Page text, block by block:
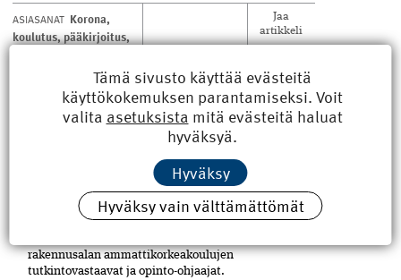
ASIASANAT Korona,
koulutus,pääkirjoitus,
työnjohto
Jaa
artikkeli
Rakennusmestarin YAMK-
tutkinto hakee paikkaansa
rakennusalan ammattikorkeakoulujen
tutkintovastaavat ja opinto-ohjaajat.
Tämä sivusto käyttää evästeitä
käyttökokemuksen parantamiseksi. Voit
valita asetuksista mitä evästeitä haluat
hyväksyä.
Hyväksy
Hyväksy vain välttämättömät